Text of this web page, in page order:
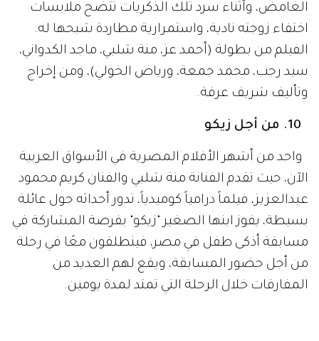
الغامض، وأثناء سرد تلك الذكريات تتضح ملابسات
اختفاء زوجته نادية، واستمرارية مطاردة شبحها له.
الفيلم من بطولة (أحمد عز، منة شلبي، ماجد الكدواني،
سيد رجب، محمد جمعة، ورياض الخولي)، ومن إخراج
وتأليف شريف عرفة.
واحد من أشهر الأفلام المصرية في الأسواق العربية
الآن، حيث تقدم الفنانة منة شلبي والفنان كريم محمود
عبدالعزيز، فيلماً درامياً كوميدياً، تدور أحداثه حول عائلة
بسيطة، يفوز ابنها الصغير "زيكو" بفرصة المشاركة في
مسابقة أذكى طفل في مصر، فينطلقون معًا في رحلة
من أجل حضور المسابقة، ويقع لهم العديد من
المفارقات خلال الرحلة التي تمتد لمدة يومين.